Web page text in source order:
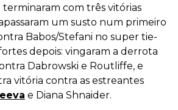
terminaram com três vitórias
um susto num primeiro
Babos/Stefani no super tie-
depois: vingaram a derrota
Dabrowski e Routliffe, e
vitória contra as estreantes
e Diana Shnaider.